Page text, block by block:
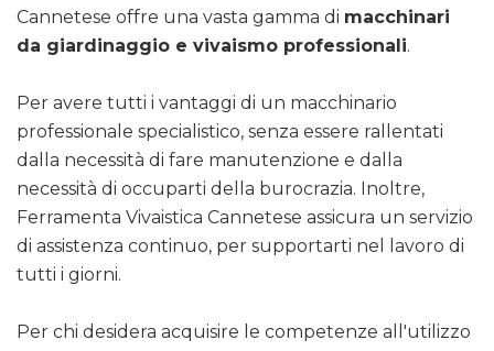
Cannetese offre una vasta gamma di macchinari
da giardinaggio e vivaismo professionali.
Per avere tutti i vantaggi di un macchinario
professionale specialistico, senza essere rallentati
dalla necessità di fare manutenzione e dalla
necessità di occuparti della burocrazia. Inoltre,
Ferramenta Vivaistica Cannetese assicura un servizio
di assistenza continuo, per supportarti nel lavoro di
tutti i giorni.
Per chi desidera acquisire le competenze all'utilizzo